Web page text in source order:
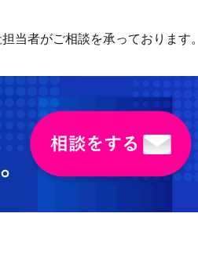
当者がご相談を承っております。